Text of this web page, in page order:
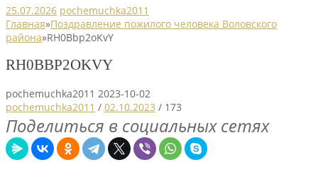
25.07.2026 pochemuchka2011
Главная»Поздравление пожилого человека Воловского
района»RH0Bbp2oKvY
RH0BBP2OKVY
pochemuchka2011 2023-10-02
pochemuchka2011 / 02.10.2023 / 173
Поделиться в социальных сетях